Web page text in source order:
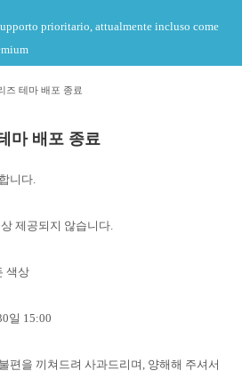
prioritario, attualmente incluso come
즈 테마 배포 종료
마 배포 종료
니다.
제공되지 않습니다.
색상
일 15:00
편을 끼쳐드려 사과드리며, 양해해 주셔서